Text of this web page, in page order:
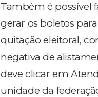
Também é possível
gerar os boletos
quitação eleitoral,
negativa de
deve clicar em
unidade da